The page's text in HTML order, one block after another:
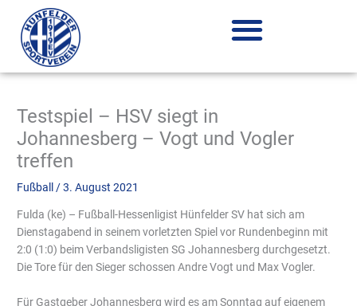
Inhalt
springen
Testspiel – HSV siegt in
Johannesberg – Vogt und Vogler
treffen
Fußball /3. August 2021
Fulda (ke) – Fußball-Hessenligist Hünfelder SV hat sich am
Dienstagabend in seinem vorletzten Spiel vor Rundenbeginn mit
2:0 (1:0) beim Verbandsligisten SG Johannesberg durchgesetzt.
Die Tore für den Sieger schossen Andre Vogt und Max Vogler.
Für Gastgeber Johannesberg wird es am Sonntag auf eigenem